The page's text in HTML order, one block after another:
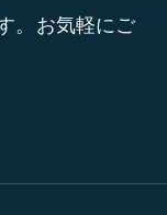
。お気軽にご